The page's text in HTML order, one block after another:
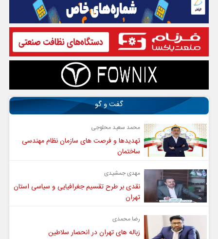
گفت و گو
محمد سعید محلوجی
تهدیدها و فرصت های سازمان نظام مهندسی
ساختمان
مهدی جمشیدی
نقدی بر طرح تقسیم جغرافیایی و سیاسی استان
تهران
رضا محمدی
زباله های تهران در انحصار سلاطین